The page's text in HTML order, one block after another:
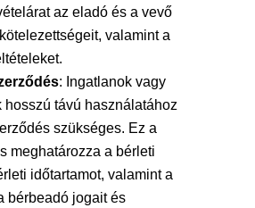
az eladó és a vevő
valamint a
: Ingatlanok vagy
hosszú távú használatához
szükséges. Ez a
meghatározza a bérleti
időtartamot, valamint a
bérbeadó jogait és